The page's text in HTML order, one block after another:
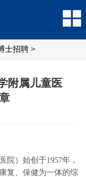
士招聘 >
附属儿童医
院）始创于1957年，
复、保健为一体的综